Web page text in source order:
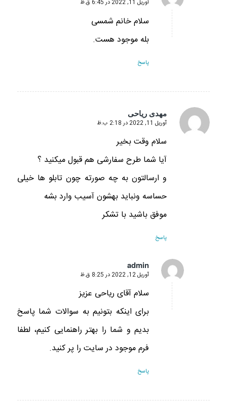
گفته:
آوریل 11, 2022 در 6:45 ق.ظ
سلام خانم شمسی
بله موجود هست.
پاسخ
مهدی ریاحی
گفته:
آوریل 11, 2022 در 2:18 ب.ظ
سلام وقت بخیر
آیا شما طرح سفارشی هم قبول میکنید ؟
و ارسالتون به چه صورته چون تابلو ها خیلی
حساسه ونباید بهشون آسیب وارد بشه
موفق باشید با تشکر
پاسخ
admin
گفته:
آوریل 12, 2022 در 8:25 ق.ظ
سلام آقای ریاحی عزیز
برای اینکه بتونیم به سوالات شما پاسخ
بدیم و شما را بهتر راهنمایی کنیم، لطفا
فرم موجود در سایت را پر کنید.
پاسخ